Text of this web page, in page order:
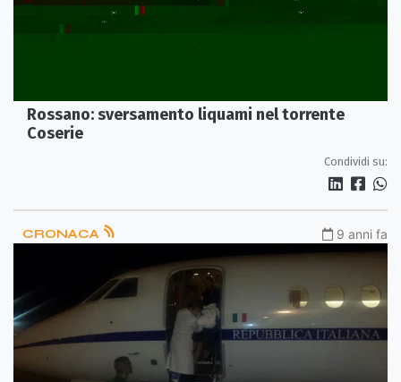
Rossano: sversamento liquami nel torrente
Coserie
Condividi su:
CRONACA 9 anni fa